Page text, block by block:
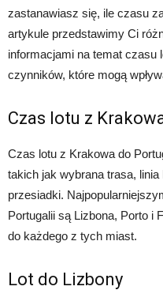
zastanawiasz się, ile czasu
artykule przedstawimy Ci
informacjami na temat czasu
czynników, które mogą
Czas lotu z
Czas lotu z Krakowa do
takich jak wybrana trasa,
przesiadki.
Portugalii są Lizbona, Porto i
do każdego z tych miast.
Lot do Lizbony